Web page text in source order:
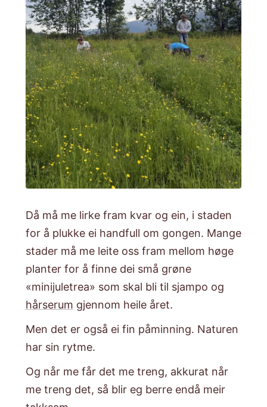
Då må me lirke fram kvar og ein, i staden
for å plukke ei handfull om gongen. Mange
stader må me leite oss fram mellom høge
planter for å finne dei små grøne
«minijuletrea» som skal bli til sjampo og
hårserum gjennom heile året.
​Men det er også ei fin påminning. Naturen
har sin rytme.
​Og når me får det me treng, akkurat når
me treng det, så blir eg berre endå meir